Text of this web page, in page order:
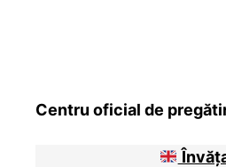
Centru oficial de